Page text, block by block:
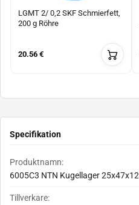
LGMT 2/ 0,2 SKF Schmierfett,
200 g Röhre
20.56 €
Specifikation
Produktnamn:
6005C3 NTN Kugellager 25x47x12
Tillverkare: